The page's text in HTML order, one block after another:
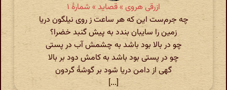
ازرقی هروی » قصاید » شمارهٔ ۱
چه جرم‌ست این که هر ساعت ز روی نیلگون دریا
زمین را سایبان بندد به پیش گنبد خضرا؟
چو در بالا بود باشد به چشمش آب در پستی
چو در پستی بود باشد به کامش دود بر بالا
گهی از دامن دریا شود بر گوشۀ گردون
[...]